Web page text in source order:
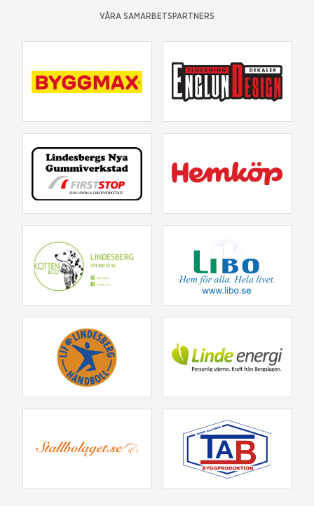
VÅRA SAMARBETSPARTNERS